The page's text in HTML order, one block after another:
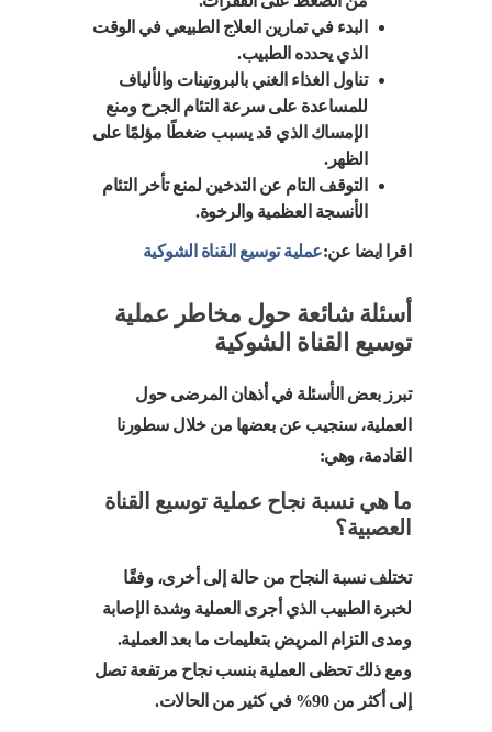
البدء في تمارين العلاج الطبيعي في الوقت
الذي يحدده الطبيب.
تناول الغذاء الغني بالبروتينات والألياف
للمساعدة على سرعة التئام الجرح ومنع
الإمساك الذي قد يسبب ضغطًا مؤلمًا على
الظهر.
التوقف التام عن التدخين لمنع تأخر التئام
الأنسجة العظمية والرخوة.
اقرا ايضا عن:عملية توسيع القناة الشوكية
أسئلة شائعة حول مخاطر عملية
توسيع القناة الشوكية
تبرز بعض الأسئلة في أذهان المرضى حول
العملية، سنجيب عن بعضها من خلال سطورنا
القادمة، وهي:
ما هي نسبة نجاح عملية توسيع القناة
العصبية؟
تختلف نسبة النجاح من حالة إلى أخرى، وفقًا
لخبرة الطبيب الذي أجرى العملية وشدة الإصابة
ومدى التزام المريض بتعليمات ما بعد العملية.
ومع ذلك تحظى العملية بنسب نجاح مرتفعة تصل
إلى أكثر من 90% في كثير من الحالات.